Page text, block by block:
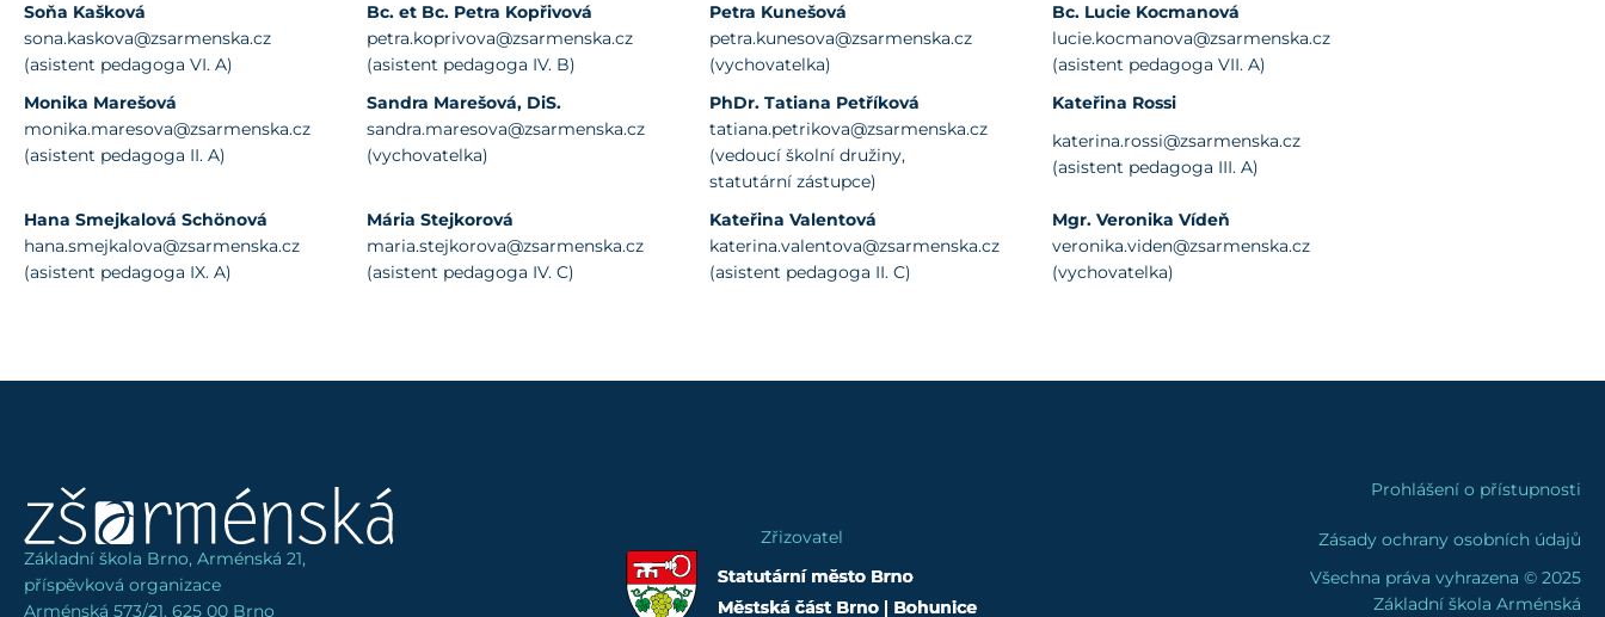
Soňa Kašková
sona.kaskova@zsarmenska.cz
(asistent pedagoga VI. A)
Bc. et Bc. Petra Kopřivová
petra.koprivova@zsarmenska.cz
(asistent pedagoga IV. B)
Petra Kunešová
petra.kunesova@zsarmenska.cz
(vychovatelka)
Bc. Lucie Kocmanová
lucie.kocmanova@zsarmenska.cz
(asistent pedagoga VII. A)
Monika Marešová
monika.maresova@zsarmenska.cz
(asistent pedagoga II. A)
Sandra Marešová, DiS.
sandra.maresova@zsarmenska.cz
(vychovatelka)
PhDr. Tatiana Petříková
tatiana.petrikova@zsarmenska.cz
(vedoucí školní družiny,
statutární zástupce)
Kateřina Rossi
katerina.rossi@zsarmenska.cz
(asistent pedagoga III. A)
Hana Smejkalová Schönová
hana.smejkalova@zsarmenska.cz
(asistent pedagoga IX. A)
Mária Stejkorová
maria.stejkorova@zsarmenska.cz
(asistent pedagoga IV. C)
Kateřina Valentová
katerina.valentova@zsarmenska.cz
(asistent pedagoga II. C)
Mgr. Veronika Vídeň
veronika.viden@zsarmenska.cz
(vychovatelka)
Základní škola Brno, Arménská 21,
příspěvková organizace
Arménská 573/21, 625 00 Brno
Zřizovatel
Prohlášení o přístupnosti
Zásady ochrany osobních údajů
Všechna práva vyhrazena © 2025
Základní škola Arménská